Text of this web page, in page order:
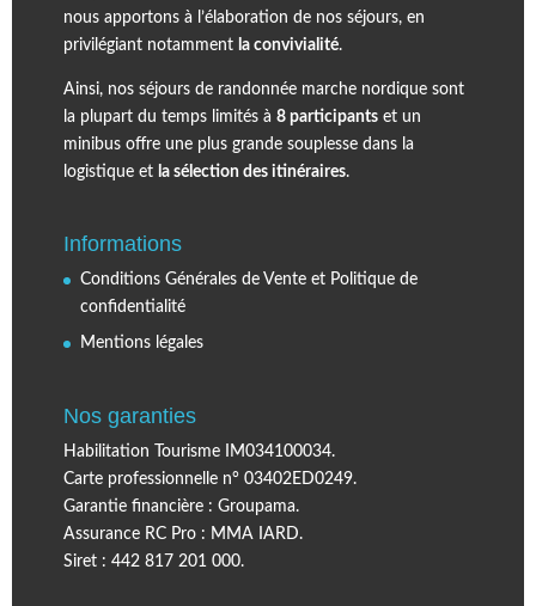
nous apportons à l’élaboration de nos séjours, en
privilégiant notamment la convivialité.
Ainsi, nos séjours de randonnée marche nordique sont
la plupart du temps limités à 8 participantset un
minibus offre une plus grande souplesse dans la
logistique et la sélection des itinéraires.
Informations
Conditions Générales de Vente et Politique de
confidentialité
Mentions légales
Nos garanties
Habilitation Tourisme IM034100034.
Carte professionnelle n° 03402ED0249.
Garantie financière : Groupama.
Assurance RC Pro : MMA IARD.
Siret : 442 817 201 000.